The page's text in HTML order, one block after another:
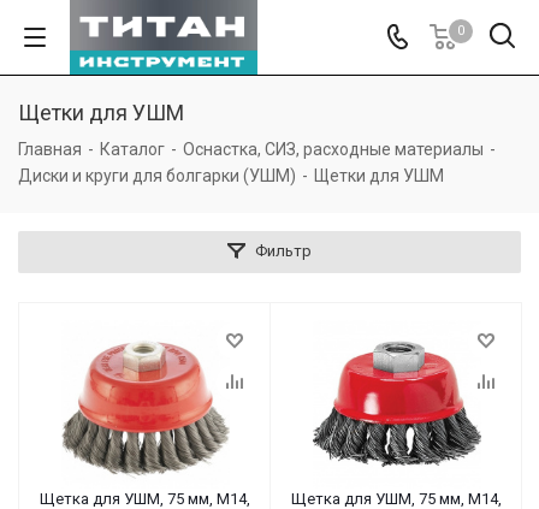
0
Щетки для УШМ
Главная - Каталог - Оснастка, СИЗ, расходные материалы -
Диски и круги для болгарки (УШМ) - Щетки для УШМ
Фильтр
Щетка для УШМ, 75 мм, М14,
Щетка для УШМ, 75 мм, М14,